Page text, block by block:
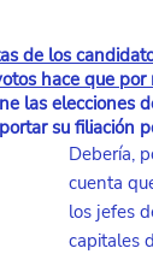
de los
hace que
las elecciones
su filiación
Debería,
cuenta
los jefes
capitales